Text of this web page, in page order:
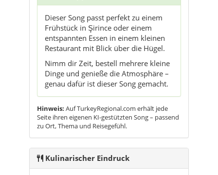
Dieser Song passt perfekt zu einem
Frühstück in Şirince oder einem
entspannten Essen in einem kleinen
Restaurant mit Blick über die Hügel.
Nimm dir Zeit, bestell mehrere kleine
Dinge und genieße die Atmosphäre –
genau dafür ist dieser Song gemacht.
Hinweis: Auf TurkeyRegional.com erhält jede
Seite ihren eigenen KI-gestützten Song – passend
zu Ort, Thema und Reisegefühl.
Kulinarischer Eindruck